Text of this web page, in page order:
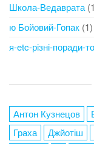
Школа-Ведаврата
ю Бойовий-Гопак (1)
я-etc-різні-поради-
Антон Кузнецов
Граха
Джйотіш